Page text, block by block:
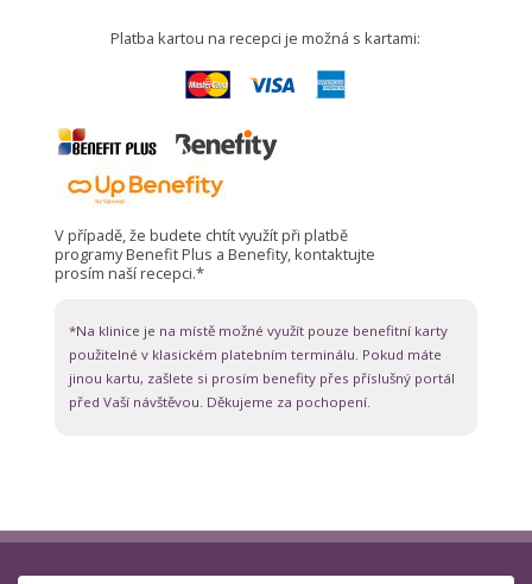
Platba kartou na recepci je možná s kartami:
V případě, že budete chtít využít při platbě
programy Benefit Plus a Benefity, kontaktujte
prosím naší recepci.*
*Na klinice je na místě možné využít pouze benefitní karty
použitelné v klasickém platebním terminálu. Pokud máte
jinou kartu, zašlete si prosím benefity přes příslušný portál
před Vaší návštěvou. Děkujeme za pochopení.